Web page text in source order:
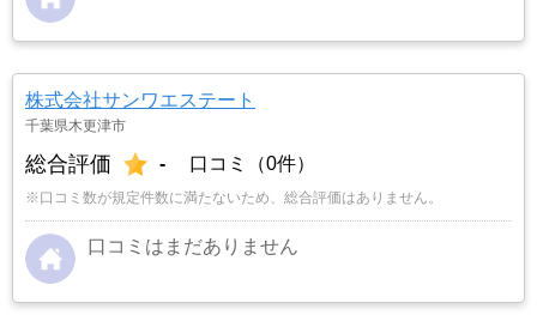
株式会社サンワエステート
千葉県木更津市
総合評価 - 口コミ（0件）
※口コミ数が規定件数に満たないため、総合評価はありません。
口コミはまだありません